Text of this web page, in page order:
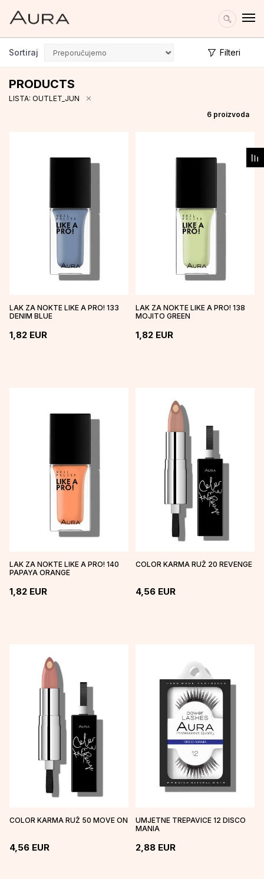
PRODUCTS
Sortiraj Filteri
LISTA: OUTLET_JUN
6 proizvoda
LAK ZA NOKTE LIKE A PRO! 133
DENIM BLUE
1,82 EUR
LAK ZA NOKTE LIKE A PRO! 138
MOJITO GREEN
1,82 EUR
LAK ZA NOKTE LIKE A PRO! 140
PAPAYA ORANGE
1,82 EUR
COLOR KARMA RUŽ 20 REVENGE
4,56 EUR
COLOR KARMA RUŽ 50 MOVE ON
4,56 EUR
UMJETNE TREPAVICE 12 DISCO
MANIA
2,88 EUR